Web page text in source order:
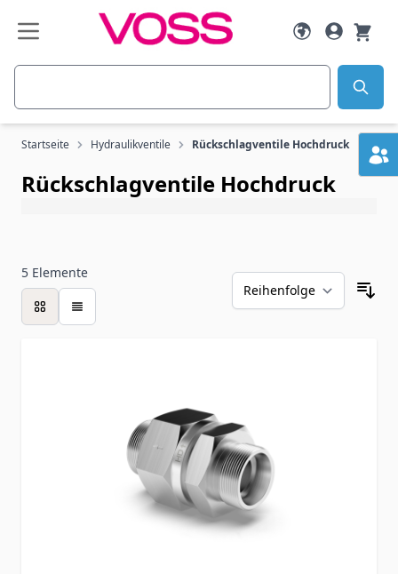
Zum Inhalt springen
Suche
Startseite Hydraulikventile Rückschlagventile Hochdruck
Rückschlagventile Hochdruck
5 Elemente
Liste